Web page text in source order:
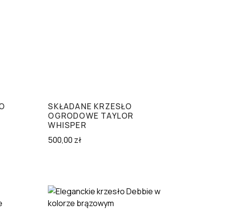
SKŁADANE KRZESŁO
OGRODOWE TAYLOR
WHISPER
500,00 zł